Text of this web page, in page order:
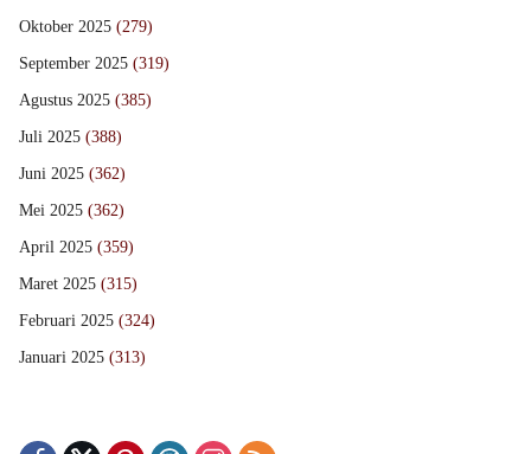
Oktober 2025 (279)
September 2025 (319)
Agustus 2025 (385)
Juli 2025 (388)
Juni 2025 (362)
Mei 2025 (362)
April 2025 (359)
Maret 2025 (315)
Februari 2025 (324)
Januari 2025 (313)